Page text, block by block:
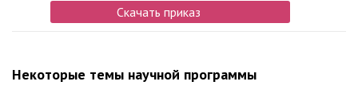
Скачать приказ
Некоторые темы научной программы